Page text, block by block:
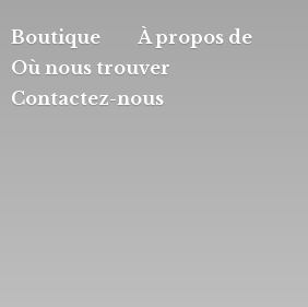
Boutique
À propos de
Où nous trouver
Contactez-nous